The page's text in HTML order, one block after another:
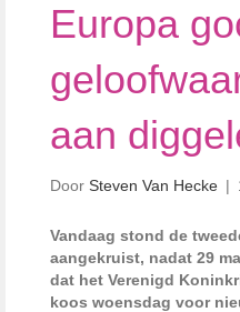
Europa
aan
Door Steven Van Hecke |
Vandaag stond de
aangekruist, nadat 29
dat het Verenigd
koos woensdag voor